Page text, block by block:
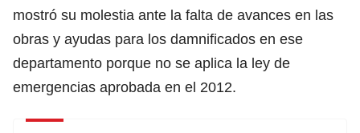
mostró su molestia ante la falta de avances en las
obras y ayudas para los damnificados en ese
departamento porque no se aplica la ley de
emergencias aprobada en el 2012.